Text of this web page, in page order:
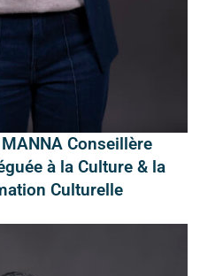
Conseillère
à la Culture & la
Culturelle